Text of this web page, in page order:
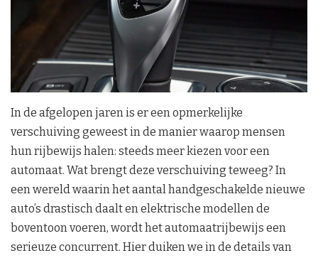
In de afgelopen jaren is er een opmerkelijke
verschuiving geweest in de manier waarop mensen
hun rijbewijs halen: steeds meer kiezen voor een
automaat. Wat brengt deze verschuiving teweeg? In
een wereld waarin het aantal handgeschakelde nieuwe
auto’s drastisch daalt en elektrische modellen de
boventoon voeren, wordt het automaatrijbewijs een
serieuze concurrent. Hier duiken we in de details van